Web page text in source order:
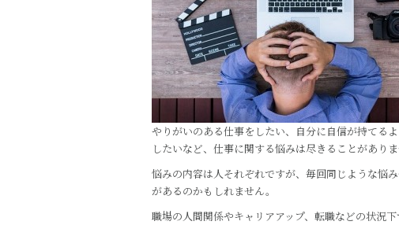
k
やりがいのある仕事をしたい、自分に自信が持てる
したいなど、仕事に関する悩みは尽きることがありま
悩みの内容は人それぞれですが、毎回同じような悩
があるのかもしれません。
職場の人間関係やキャリアアップ、転職などの状況